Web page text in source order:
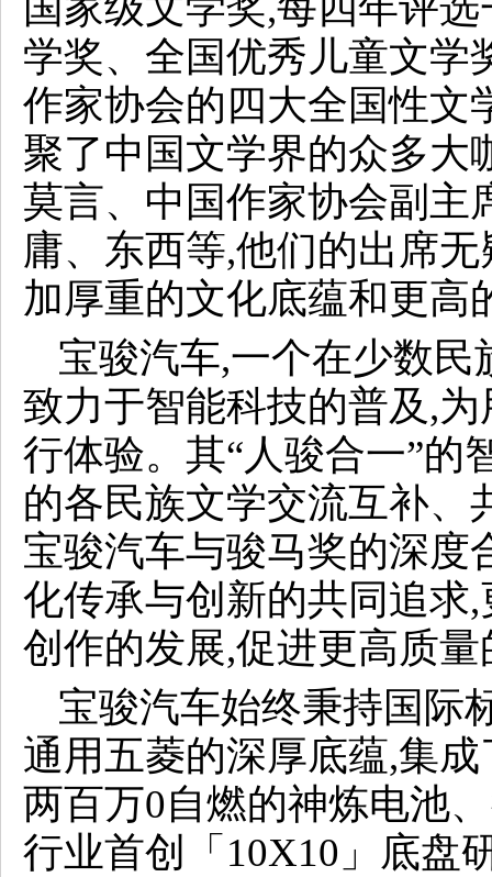
学奖、全国优秀儿童文学
作家协会的四大全国性文
聚了中国文学界的众多大
莫言、中国作家协会副主
庸、东西等,他们的出席
加厚重的文化底蕴和更高
宝骏汽车,一个在少数
致力于智能科技的普及,
行体验。其“人骏合一”的
的各民族文学交流互补、
宝骏汽车与骏马奖的深度
化传承与创新的共同追求
创作的发展,促进更高质
宝骏汽车始终秉持国际
通用五菱的深厚底蕴,集
两百万0自燃的神炼电池
行业首创「10X10」底盘